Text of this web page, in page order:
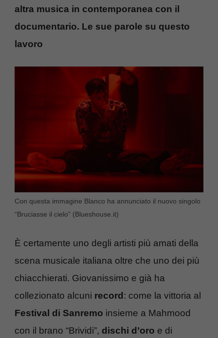
altra musica in contemporanea con il
documentario. Le sue parole su questo
lavoro
Con questa immagine Blanco ha annunciato il nuovo singolo
“Bruciasse il cielo” (Blueshouse.it)
È certamente uno degli artisti più amati della
scena musicale italiana oltre che uno dei più
chiacchierati. Giovanissimo e già ha
collezionato alcuni record : come la vittoria al
Festival di Sanremo insieme a Mahmood
con il brano “Brividi”, dischi d’oro e di